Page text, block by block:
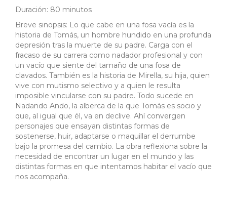
Duración: 80 minutos
Breve sinopsis: Lo que cabe en una fosa vacía es la
historia de Tomás, un hombre hundido en una profunda
depresión tras la muerte de su padre. Carga con el
fracaso de su carrera como nadador profesional y con
un vacío que siente del tamaño de una fosa de
clavados. También es la historia de Mirella, su hija, quien
vive con mutismo selectivo y a quien le resulta
imposible vincularse con su padre. Todo sucede en
Nadando Ando, la alberca de la que Tomás es socio y
que, al igual que él, va en declive. Ahí convergen
personajes que ensayan distintas formas de
sostenerse, huir, adaptarse o maquillar el derrumbe
bajo la promesa del cambio. La obra reflexiona sobre la
necesidad de encontrar un lugar en el mundo y las
distintas formas en que intentamos habitar el vacío que
nos acompaña.